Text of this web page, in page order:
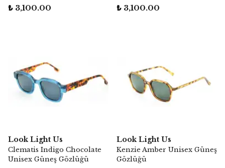
₺ 3,100.00 ₺ 3,100.00
Look Light Us
Clematis Indigo Chocolate
Unisex Güneş Gözlüğü
Look Light Us
Kenzie Amber Unisex Güneş
Gözlüğü